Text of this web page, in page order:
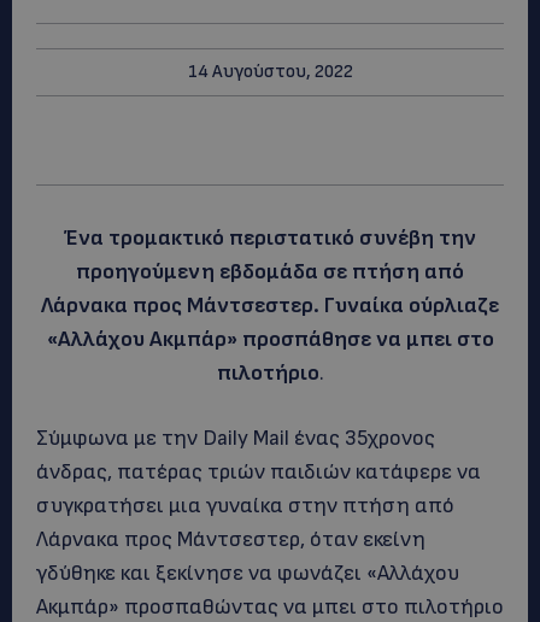
14 Αυγούστου, 2022
Ένα τρομακτικό περιστατικό συνέβη την
προηγούμενη εβδομάδα σε πτήση από
Λάρνακα προς Μάντσεστερ. Γυναίκα ούρλιαζε
«Αλλάχου Ακμπάρ» προσπάθησε να μπει στο
πιλοτήριο.
Σύμφωνα με την Daily Mail ένας 35χρονος
άνδρας, πατέρας τριών παιδιών κατάφερε να
συγκρατήσει μια γυναίκα στην πτήση από
Λάρνακα προς Μάντσεστερ, όταν εκείνη
γδύθηκε και ξεκίνησε να φωνάζει «Αλλάχου
Ακμπάρ» προσπαθώντας να μπει στο πιλοτήριο